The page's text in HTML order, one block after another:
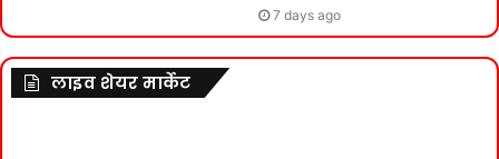
7 days ago
लाइव शेयर मार्केट